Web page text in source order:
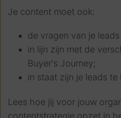
Je content moet ook:
de vragen van je
in lijn zijn met de
Buyer's Journey;
in staat zijn je leads te
Lees hoe jij voor jouw
contentstrategie opzet in